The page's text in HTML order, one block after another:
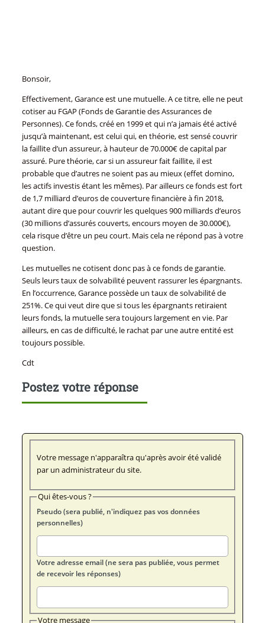
Bonsoir,
Effectivement, Garance est une mutuelle. A ce titre, elle ne peut
cotiser au FGAP (Fonds de Garantie des Assurances de
Personnes). Ce fonds, créé en 1999 et qui n’a jamais été activé
jusqu’à maintenant, est celui qui, en théorie, est sensé couvrir
la faillite d’un assureur, à hauteur de 70.000€ de capital par
assuré. Pure théorie, car si un assureur fait faillite, il est
probable que d’autres ne soient pas au mieux (effet domino,
les actifs investis étant les mêmes). Par ailleurs ce fonds est fort
de 1,7 milliard d’euros de couverture financière à fin 2018,
autant dire que pour couvrir les quelques 900 milliards d’euros
(30 millions d’assurés couverts, encours moyen de 30.000€),
cela risque d’être un peu court. Mais cela ne répond pas à votre
question.
Les mutuelles ne cotisent donc pas à ce fonds de garantie.
Seuls leurs taux de solvabilité peuvent rassurer les épargnants.
En l’occurrence, Garance possède un taux de solvabilité de
251%. Ce qui veut dire que si tous les épargnants retiraient
leurs fonds, la mutuelle sera toujours largement en vie. Par
ailleurs, en cas de difficulté, le rachat par une autre entité est
toujours possible.
Cdt
Postez votre réponse
Votre message n'apparaîtra qu'après avoir été validé
par un administrateur du site.
Qui êtes-vous ?
Pseudo (sera publié, n'indiquez pas vos données
personnelles)
Votre adresse email (ne sera pas publiée, vous permet
de recevoir les réponses)
Votre message